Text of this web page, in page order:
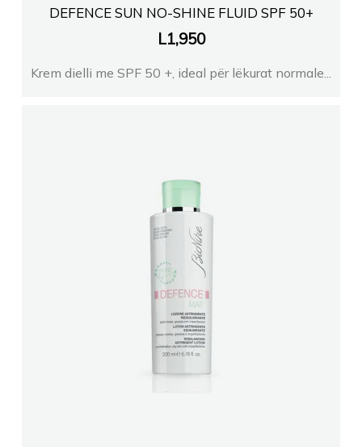
DEFENCE SUN NO-SHINE FLUID SPF 50+
L1,950
Krem dielli me SPF 50 +, ideal për lëkurat normale...